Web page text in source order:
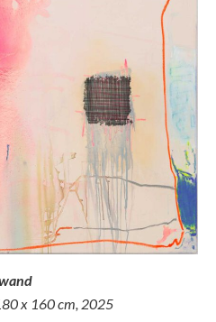
x 160 cm, 2025